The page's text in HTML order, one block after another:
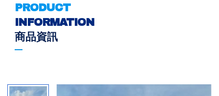
PRODUCT
INFORMATION
商品資訊